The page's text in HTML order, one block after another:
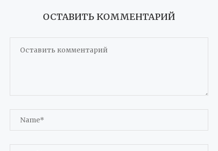
ОСТАВИТЬ КОММЕНТАРИЙ